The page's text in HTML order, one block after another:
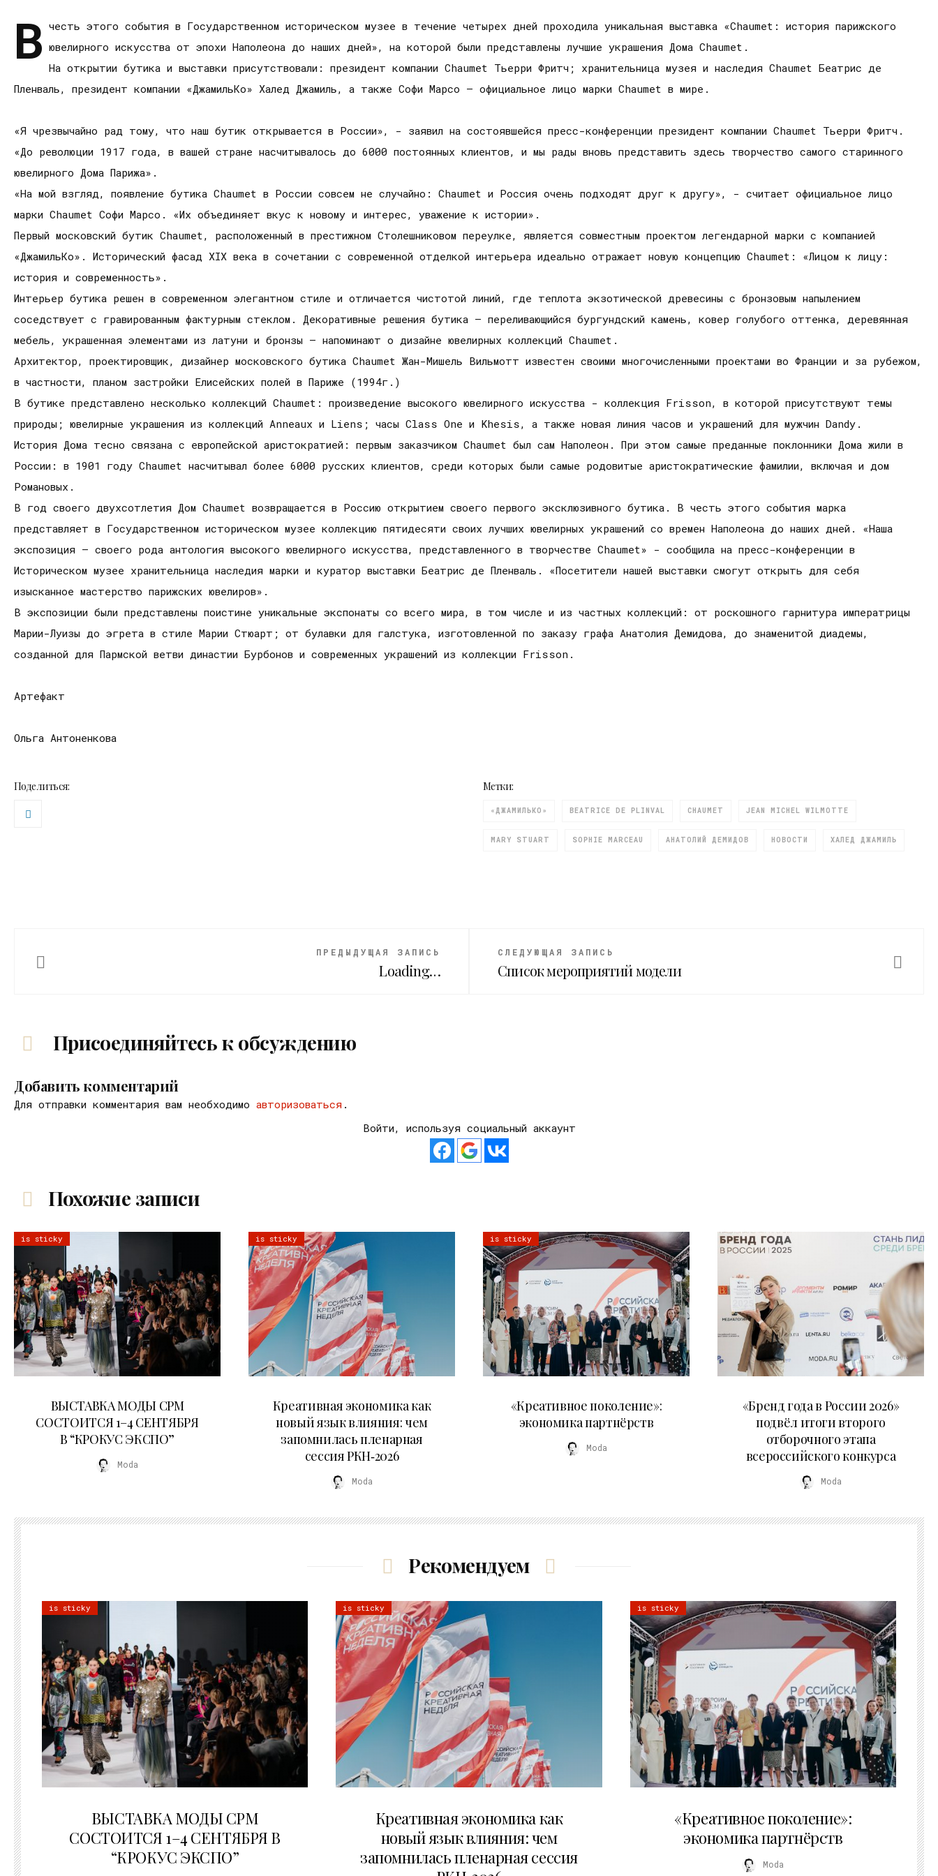
В честь этого события в Государственном историческом музее в течение четырех дней проходила уникальная выставка «Chaumet: история парижского
ювелирного искусства от эпохи Наполеона до наших дней», на которой были представлены лучшие украшения Дома Chaumet.
На открытии бутика и выставки присутствовали: президент компании Chaumet Тьерри Фритч; хранительница музея и наследия Chaumet Беатрис де
Пленваль, президент компании «ДжамильКо» Халед Джамиль, а также Софи Марсо – официальное лицо марки Chaumet в мире.
«Я чрезвычайно рад тому, что наш бутик открывается в России», - заявил на состоявшейся пресс-конференции президент компании Chaumet Тьерри Фритч.
«До революции 1917 года, в вашей стране насчитывалось до 6000 постоянных клиентов, и мы рады вновь представить здесь творчество самого старинного
ювелирного Дома Парижа».
«На мой взгляд, появление бутика Chaumet в России совсем не случайно: Chaumet и Россия очень подходят друг к другу», - считает официальное лицо
марки Chaumet Софи Марсо. «Их объединяет вкус к новому и интерес, уважение к истории».
Первый московский бутик Chaumet, расположенный в престижном Столешниковом переулке, является совместным проектом легендарной марки с компанией
«ДжамильКо». Исторический фасад XIX века в сочетании с современной отделкой интерьера идеально отражает новую концепцию Chaumet: «Лицом к лицу:
история и современность».
Интерьер бутика решен в современном элегантном стиле и отличается чистотой линий, где теплота экзотической древесины с бронзовым напылением
соседствует с гравированным фактурным стеклом. Декоративные решения бутика – переливающийся бургундский камень, ковер голубого оттенка, деревянная
мебель, украшенная элементами из латуни и бронзы – напоминают о дизайне ювелирных коллекций Chaumet.
Архитектор, проектировщик, дизайнер московского бутика Chaumet Жан-Мишель Вильмотт известен своими многочисленными проектами во Франции и за рубежом,
в частности, планом застройки Елисейских полей в Париже (1994г.)
В бутике представлено несколько коллекций Chaumet: произведение высокого ювелирного искусства - коллекция Frisson, в которой присутствуют темы
природы; ювелирные украшения из коллекций Anneaux и Liens; часы Class One и Khesis, а также новая линия часов и украшений для мужчин Dandy.
История Дома тесно связана с европейской аристократией: первым заказчиком Chaumet был сам Наполеон. При этом самые преданные поклонники Дома жили в
России: в 1901 году Chaumet насчитывал более 6000 русских клиентов, среди которых были самые родовитые аристократические фамилии, включая и дом
Романовых.
В год своего двухсотлетия Дом Chaumet возвращается в Россию открытием своего первого эксклюзивного бутика. В честь этого события марка
представляет в Государственном историческом музее коллекцию пятидесяти своих лучших ювелирных украшений со времен Наполеона до наших дней. «Наша
экспозиция – своего рода антология высокого ювелирного искусства, представленного в творчестве Chaumet» - сообщила на пресс-конференции в
Историческом музее хранительница наследия марки и куратор выставки Беатрис де Пленваль. «Посетители нашей выставки смогут открыть для себя
изысканное мастерство парижских ювелиров».
В экспозиции были представлены поистине уникальные экспонаты со всего мира, в том числе и из частных коллекций: от роскошного гарнитура императрицы
Марии-Луизы до эгрета в стиле Марии Стюарт; от булавки для галстука, изготовленной по заказу графа Анатолия Демидова, до знаменитой диадемы,
созданной для Пармской ветви династии Бурбонов и современных украшений из коллекции Frisson.
Артефакт
Ольга Антоненкова
Поделиться: Метки:
«ДЖАМИЛЬКО» BEATRICE DE PLINVAL CHAUMET JEAN MICHEL WILMOTTE
MARY STUART SOPHIE MARCEAU АНАТОЛИЙ ДЕМИДОВ НОВОСТИ ХАЛЕД ДЖАМИЛЬ
ПРЕДЫДУЩАЯ ЗАПИСЬ
Loading…
СЛЕДУЮЩАЯ ЗАПИСЬ
Список мероприятий модели
Присоединяйтесь к обсуждению
Добавить комментарий
Для отправки комментария вам необходимо авторизоваться .
Войти, используя социальный аккаунт
Похожие записи
is sticky
ВЫСТАВКА МОДЫ CPM
СОСТОИТСЯ 1–4 СЕНТЯБРЯ
В “КРОКУС ЭКСПО”
Moda
is sticky
Креативная экономика как
новый язык влияния: чем
запомнилась пленарная
сессия РКН‑2026
Moda
is sticky
«Креативное поколение»:
экономика партнёрств
Moda
«Бренд года в России 2026»
подвёл итоги второго
отборочного этапа
всероссийского конкурса
Moda
Рекомендуем
is sticky
ВЫСТАВКА МОДЫ CPM
СОСТОИТСЯ 1–4 СЕНТЯБРЯ В
“КРОКУС ЭКСПО”
is sticky
Креативная экономика как
новый язык влияния: чем
запомнилась пленарная сессия
is sticky
«Креативное поколение»:
экономика партнёрств
Moda